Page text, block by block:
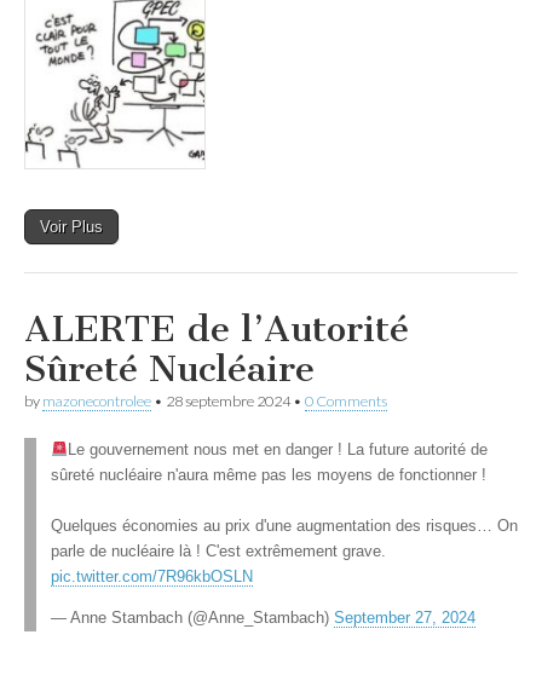
Voir Plus
ALERTE de l’Autorité
Sûreté Nucléaire
by mazonecontrolee • 28 septembre 2024• 0 Comments
Le gouvernement nous met en danger ! La future autorité de
sûreté nucléaire n'aura même pas les moyens de fonctionner !
Quelques économies au prix d'une augmentation des risques… On
parle de nucléaire là ! C'est extrêmement grave.
pic.twitter.com/7R96kbOSLN
— Anne Stambach (@Anne_Stambach) September 27, 2024